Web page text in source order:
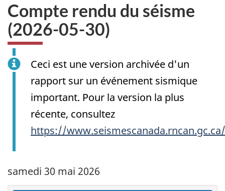
Compte rendu du séisme
(2026-05-30)
Ceci est une version archivée d'un
rapport sur un événement sismique
important. Pour la version la plus
récente, consultez
https://
samedi 30 mai 2026